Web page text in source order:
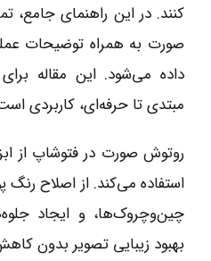
کنند. در این راهنمای جامع،
صورت به همراه توضیحات
داده می‌شود. این مقاله
مبتدی تا حرفه‌ای، کاربردی
روتوش صورت در فتوشاپ از
استفاده می‌کند. از اصلاح
چین‌وچروک‌ها، و ایجاد
بهبود زیبایی تصویر بدون